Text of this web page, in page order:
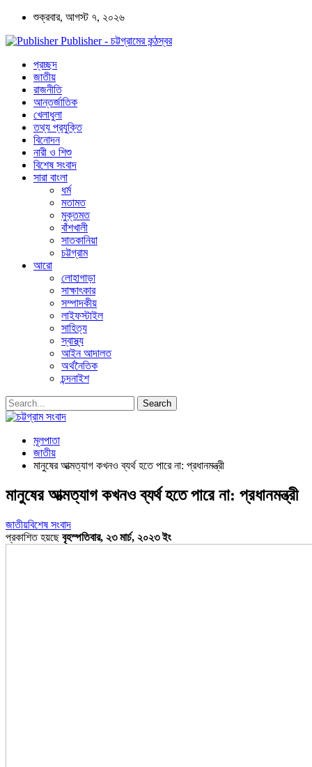
শুক্রবার, আগস্ট ৭, ২০২৬
Publisher - চট্টগ্রামের কন্ঠস্বর
প্রচ্ছদ
জাতীয়
রাজনীতি
আন্তর্জাতিক
খেলাধুলা
তথ্য প্রযুক্তি
বিনোদন
নারী ও শিশু
বিশেষ সংবাদ
সারা বাংলা
ধর্ম
মতামত
মুক্তমত
বাঁশখালী
সাতকানিয়া
চট্টগ্রাম
আরো
লোহাগাড়া
সাক্ষাৎকার
সম্পাদকীয়
লাইফস্টাইল
সাহিত্য
স্বাস্থ্য
আইন আদালত
অর্থনৈতিক
চন্দনাইশ
মূলপাতা
জাতীয়
মানুষের আত্মত্যাগ কখনও ব্যর্থ হতে পারে না: প্রধানমন্ত্রী
মানুষের আত্মত্যাগ কখনও ব্যর্থ হতে পারে না: প্রধানমন্ত্রী
জাতীয়বিশেষ সংবাদ
প্রকাশিত হয়ছেবৃহস্পতিবার, ২৩ মার্চ, ২০২৩ ইং